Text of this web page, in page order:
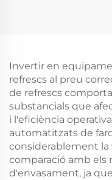
Invertir en
refrescs al preu
de refrescs
substancials que
i l'eficiència
automatitzats de
considerablement
comparació amb els
d'envasament, ja